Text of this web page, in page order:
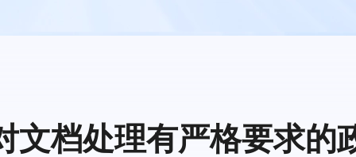
文档处理有严格要求的